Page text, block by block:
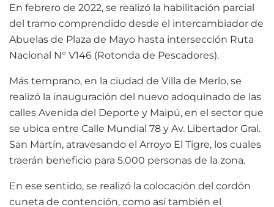
En febrero de 2022, se realizó la habilitación parcial
del tramo comprendido desde el intercambiador de
Abuelas de Plaza de Mayo hasta intersección Ruta
Nacional N° V146 (Rotonda de Pescadores).
Más temprano, en la ciudad de Villa de Merlo, se
realizó la inauguración del nuevo adoquinado de las
calles Avenida del Deporte y Maipú, en el sector que
se ubica entre Calle Mundial 78 y Av. Libertador Gral.
San Martín, atravesando el Arroyo El Tigre, los cuales
traerán beneficio para 5.000 personas de la zona.
En ese sentido, se realizó la colocación del cordón
cuneta de contención, como así también el